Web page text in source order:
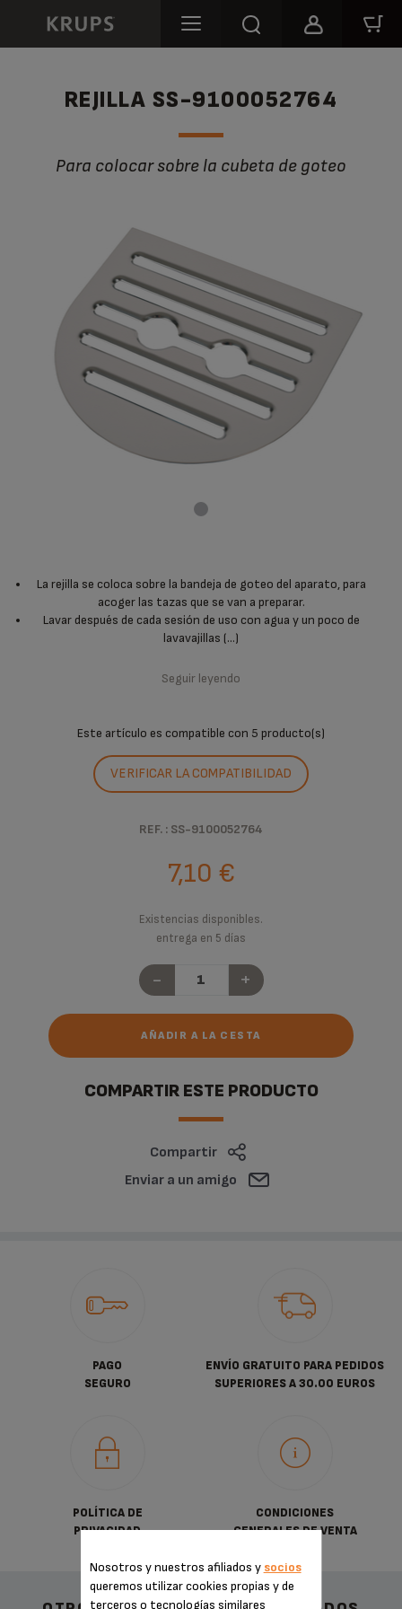
REJILLA SS-9100052764
Para colocar sobre la cubeta de goteo
La rejilla se coloca sobre la bandeja de goteo del aparato, para
acoger las tazas que se van a preparar.
Lavar después de cada sesión de uso con agua y un poco de
lavavajillas (...)
Seguir leyendo
Este artículo es compatible con 5 producto(s)
VERIFICAR LA COMPATIBILIDAD
REF. : SS-9100052764
7,10 €
Existencias disponibles.
entrega en 5 días
- +
AÑADIR A LA CESTA
COMPARTIR ESTE PRODUCTO
Compartir
Enviar a un amigo
PAGO
SEGURO
ENVÍO GRATUITO PARA PEDIDOS
SUPERIORES A 30.00 EUROS
POLÍTICA DE
PRIVACIDAD
CONDICIONES
GENERALES DE VENTA
Nosotros y nuestros afiliados y socios
queremos utilizar cookies propias y de
terceros o tecnologías similares